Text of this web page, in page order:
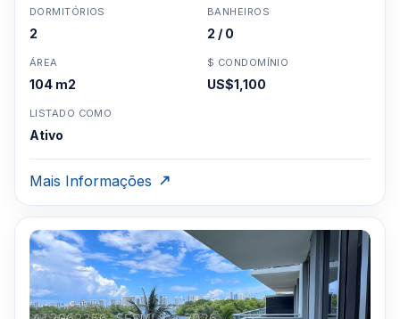
DORMITÓRIOS
2
BANHEIROS
2 / 0
ÁREA
104 m2
$ CONDOMÍNIO
US$1,100
LISTADO COMO
Ativo
Mais Informações